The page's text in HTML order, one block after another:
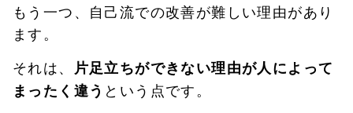
もう一つ、自己流での改善が難しい理由があり
ます。
それは、 片足立ちができない理由が人によって
まったく違う という点です。